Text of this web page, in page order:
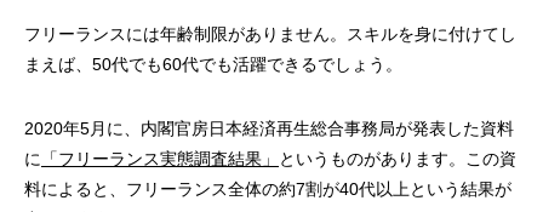
フリーランスには年齢制限がありません。スキルを身に付けてし
まえば、50代でも60代でも活躍できるでしょう。
2020年5月に、内閣官房日本経済再生総合事務局が発表した資料
に
「フリーランス実態調査結果」
というものがあります。この資
料によると、フリーランス全体の約7割が40代以上という結果が